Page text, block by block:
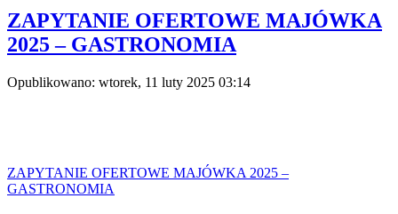
ZAPYTANIE OFERTOWE MAJÓWKA
2025 – GASTRONOMIA
Opublikowano: wtorek, 11 luty 2025 03:14
ZAPYTANIE OFERTOWE MAJÓWKA 2025 –
GASTRONOMIA